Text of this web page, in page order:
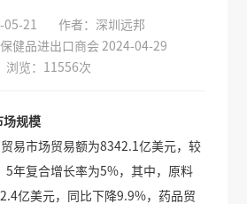
05-21
作者：深圳远邦
健品进出口商会 2024-04-29
浏览：11556次
场规模
易市场贸易额为8342.1亿美元，较
5年复合增长率为5%，其中，原料
亿美元，同比下降9.9%，药品贸